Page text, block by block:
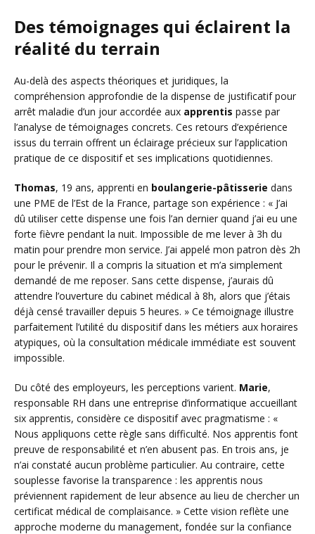
Des témoignages qui éclairent la
réalité du terrain
Au-delà des aspects théoriques et juridiques, la
compréhension approfondie de la dispense de justificatif pour
arrêt maladie d’un jour accordée aux apprentis passe par
l’analyse de témoignages concrets. Ces retours d’expérience
issus du terrain offrent un éclairage précieux sur l’application
pratique de ce dispositif et ses implications quotidiennes.
Thomas, 19 ans, apprenti en boulangerie-pâtisserie dans
une PME de l’Est de la France, partage son expérience : « J’ai
dû utiliser cette dispense une fois l’an dernier quand j’ai eu une
forte fièvre pendant la nuit. Impossible de me lever à 3h du
matin pour prendre mon service. J’ai appelé mon patron dès 2h
pour le prévenir. Il a compris la situation et m’a simplement
demandé de me reposer. Sans cette dispense, j’aurais dû
attendre l’ouverture du cabinet médical à 8h, alors que j’étais
déjà censé travailler depuis 5 heures. » Ce témoignage illustre
parfaitement l’utilité du dispositif dans les métiers aux horaires
atypiques, où la consultation médicale immédiate est souvent
impossible.
Du côté des employeurs, les perceptions varient. Marie,
responsable RH dans une entreprise d’informatique accueillant
six apprentis, considère ce dispositif avec pragmatisme : «
Nous appliquons cette règle sans difficulté. Nos apprentis font
preuve de responsabilité et n’en abusent pas. En trois ans, je
n’ai constaté aucun problème particulier. Au contraire, cette
souplesse favorise la transparence : les apprentis nous
préviennent rapidement de leur absence au lieu de chercher un
certificat médical de complaisance. » Cette vision reflète une
approche moderne du management, fondée sur la confiance